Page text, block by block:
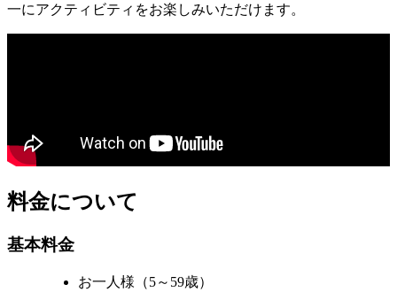
一にアクティビティをお楽しみいただけます。
料金について
基本料金
お一人様（5～59歳）